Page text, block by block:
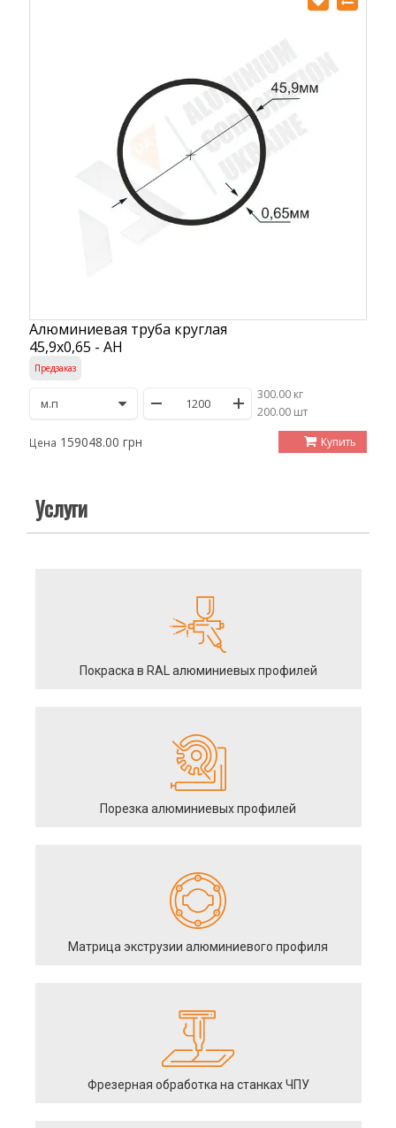
Алюминиевая труба круглая
45,9х0,65 - АН
Предзаказ
300.00 кг
/200.00 шт
Цена 159048.00 грн Купить
Услуги
Покраска в RAL алюминиевых профилей
Порезка алюминиевых профилей
Матрица экструзии алюминиевого профиля
Фрезерная обработка на станках ЧПУ